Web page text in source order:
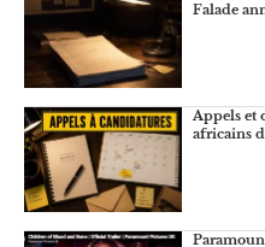
Falade
Appels et
africains